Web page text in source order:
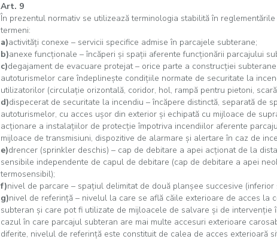
Art. 9
În prezentul normativ se utilizează terminologia stabilită în
termeni:
a)activităţi conexe – servicii specifice admise în parcajele subterane;
b)anexe funcţionale – încăperi şi spaţii aferente funcţionării parcajului
c)degajament de evacuare protejat – orice parte a construcţiei
autoturismelor care îndeplineşte condiţiile normate de securitate la
utilizatorilor (circulaţie orizontală, coridor, hol, rampă pentru pietoni,
d)dispecerat de securitate la incendiu – încăpere distinctă, separată de
autoturismelor, cu acces uşor din exterior şi echipată cu mijloace de
acţionare a instalaţiilor de protecţie împotriva incendiilor aferente
mijloace de transmisiuni, dispozitive de alarmare şi alertare în caz de
e)drencer (sprinkler deschis) – cap de debitare a apei acţionat de la
sensibile independente de capul de debitare (cap de debitare a apei
termosensibil);
f)nivel de parcare – spaţiul delimitat de două planşee succesive (inferior
g)nivel de referinţă – nivelul la care se află căile exterioare de acces la
subteran şi care pot fi utilizate de mijloacele de salvare şi de intervenţie
cazul în care parcajul subteran are mai multe accesuri exterioare
diferite, nivelul de referinţă este constituit de calea de acces exterioară